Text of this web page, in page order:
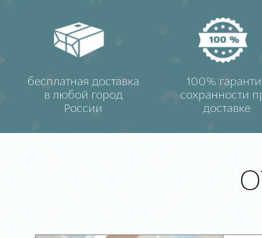
бесплатная доставка
в любой город
России
100%
сохранности
доставке